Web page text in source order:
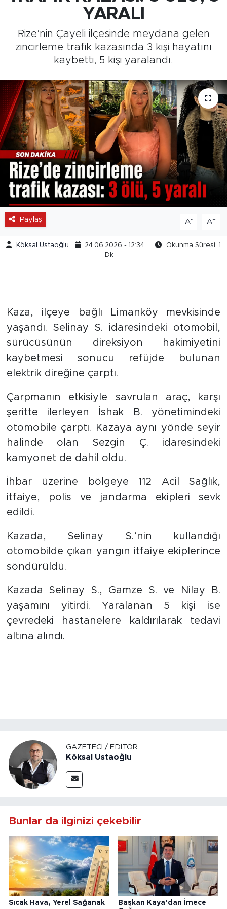
YARALI
Rize’nin Çayeli ilçesinde meydana gelen
zincirleme trafik kazasında 3 kişi hayatını
kaybetti, 5 kişi yaralandı.
Paylaş A- A+
Köksal Ustaoğlu 24.06.2026 - 12:34
Okunma Süresi: 1
Dk
Kaza, ilçeye bağlı Limanköy mevkisinde
yaşandı. Selinay S. idaresindeki otomobil,
sürücüsünün direksiyon hakimiyetini
kaybetmesi sonucu refüjde bulunan
elektrik direğine çarptı.
Çarpmanın etkisiyle savrulan araç, karşı
şeritte ilerleyen İshak B. yönetimindeki
otomobile çarptı. Kazaya aynı yönde seyir
halinde olan Sezgin Ç. idaresindeki
kamyonet de dahil oldu.
İhbar üzerine bölgeye 112 Acil Sağlık,
itfaiye, polis ve jandarma ekipleri sevk
edildi.
Kazada, Selinay S.’nin kullandığı
otomobilde çıkan yangın itfaiye ekiplerince
söndürüldü.
Kazada Selinay S., Gamze S. ve Nilay B.
yaşamını yitirdi. Yaralanan 5 kişi ise
çevredeki hastanelere kaldırılarak tedavi
altına alındı.
GAZETECI / EDITÖR
Köksal Ustaoğlu
Bunlar da ilginizi çekebilir
Sıcak Hava, Yerel Sağanak
Başkan Kaya’dan İmece
Sağlık
Teknoloji
GURBETTEN SILAYA
Foto Galeri
Köşe Yazarları
Manşet
Ulusal Son Dakika Haberleri